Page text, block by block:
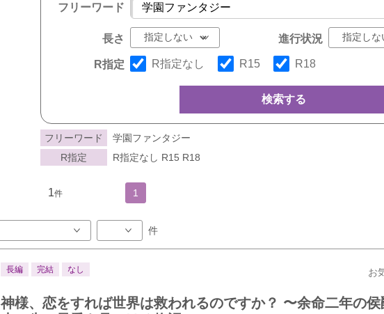
フリーワード
長さ 進行状況
R指定 R指定なし R15 R18
検索する
フリーワード
学園ファンタジー
R指定
R指定なし R15 R18
1件 1
件
長編 完結 なし お
神様、恋をすれば世界は救われるのですか？ 〜余命二年の